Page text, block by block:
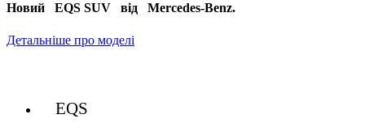
Новий EQS SUV від Mercedes-Benz.
Детальніше про моделі
EQS